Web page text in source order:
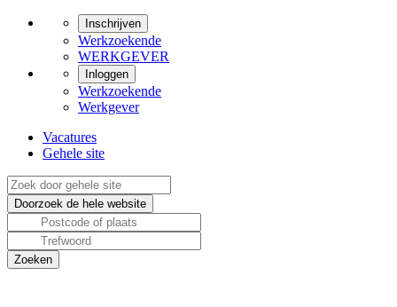
Inschrijven
Werkzoekende
WERKGEVER
Inloggen
Werkzoekende
Werkgever
Vacatures
Gehele site